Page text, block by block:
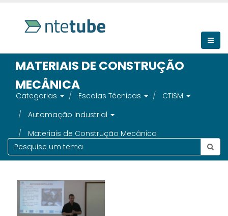
MATERIAIS DE CONSTRUÇÃO
MECÂNICA
Categorias Escolas Técnicas
CTISM
Automação Industrial
Materiais de Construção Mecânica